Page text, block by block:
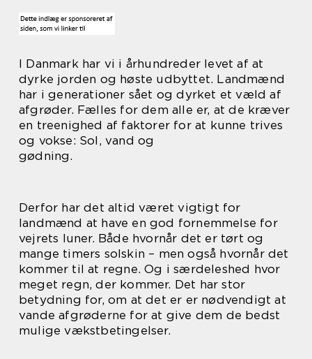
I Danmark har vi i århundreder levet af at
dyrke jorden og høste udbyttet. Landmænd
har i generationer sået og dyrket et væld af
afgrøder. Fælles for dem alle er, at de kræver
en treenighed af faktorer for at kunne trives
og vokse: Sol, vand og
gødning.
Derfor har det altid været vigtigt for
landmænd at have en god fornemmelse for
vejrets luner. Både hvornår det er tørt og
mange timers solskin – men også hvornår det
kommer til at regne. Og i særdeleshed hvor
meget regn, der kommer. Det har stor
betydning for, om at det er er nødvendigt at
vande afgrøderne for at give dem de bedst
mulige vækstbetingelser.